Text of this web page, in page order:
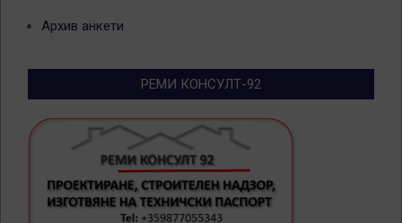
Архив анкети
РЕМИ КОНСУЛТ-92